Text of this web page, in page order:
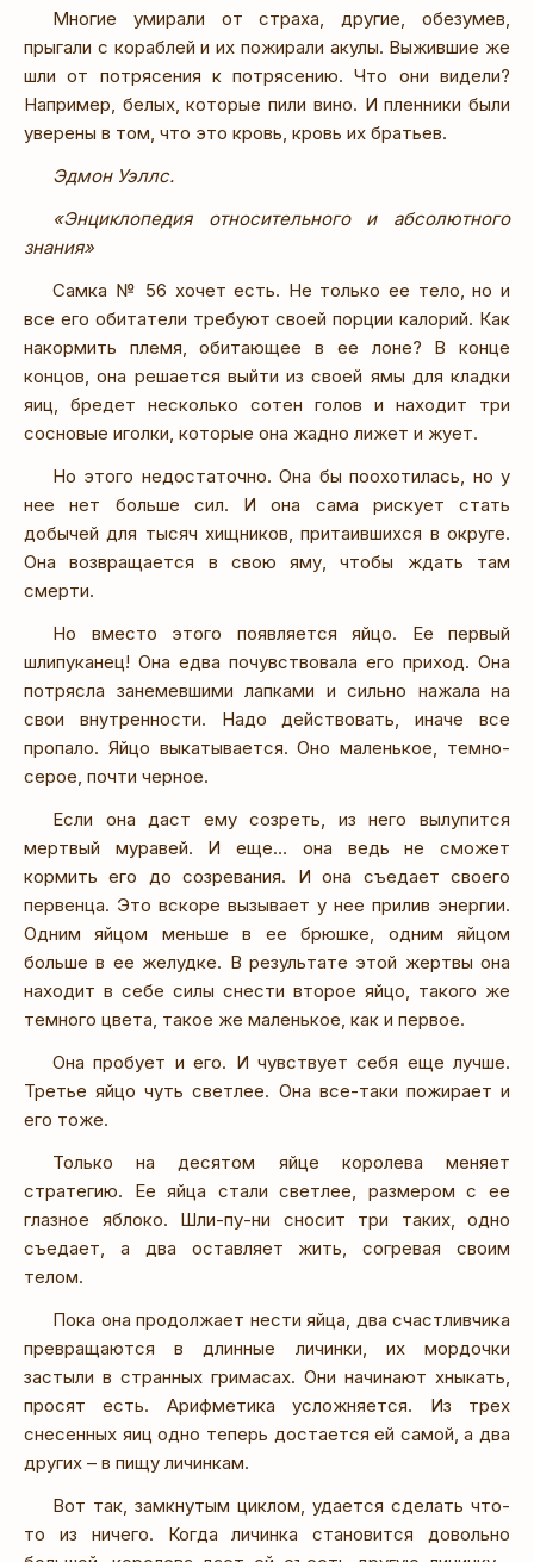
Многие умирали от страха, другие, обезумев,
прыгали с кораблей и их пожирали акулы. Выжившие же
шли от потрясения к потрясению. Что они видели?
Например, белых, которые пили вино. И пленники были
уверены в том, что это кровь, кровь их братьев.
Эдмон Уэллс.
«Энциклопедия относительного и абсолютного
знания»
Самка № 56 хочет есть. Не только ее тело, но и
все его обитатели требуют своей порции калорий. Как
накормить племя, обитающее в ее лоне? В конце
концов, она решается выйти из своей ямы для кладки
яиц, бредет несколько сотен голов и находит три
сосновые иголки, которые она жадно лижет и жует.
Но этого недостаточно. Она бы поохотилась, но у
нее нет больше сил. И она сама рискует стать
добычей для тысяч хищников, притаившихся в округе.
Она возвращается в свою яму, чтобы ждать там
смерти.
Но вместо этого появляется яйцо. Ее первый
шлипуканец! Она едва почувствовала его приход. Она
потрясла занемевшими лапками и сильно нажала на
свои внутренности. Надо действовать, иначе все
пропало. Яйцо выкатывается. Оно маленькое, темно-
серое, почти черное.
Если она даст ему созреть, из него вылупится
мертвый муравей. И еще… она ведь не сможет
кормить его до созревания. И она съедает своего
первенца. Это вскоре вызывает у нее прилив энергии.
Одним яйцом меньше в ее брюшке, одним яйцом
больше в ее желудке. В результате этой жертвы она
находит в себе силы снести второе яйцо, такого же
темного цвета, такое же маленькое, как и первое.
Она пробует и его. И чувствует себя еще лучше.
Третье яйцо чуть светлее. Она все-таки пожирает и
его тоже.
Только на десятом яйце королева меняет
стратегию. Ее яйца стали светлее, размером с ее
глазное яблоко. Шли-пу-ни сносит три таких, одно
съедает, а два оставляет жить, согревая своим
телом.
Пока она продолжает нести яйца, два счастливчика
превращаются в длинные личинки, их мордочки
застыли в странных гримасах. Они начинают хныкать,
просят есть. Арифметика усложняется. Из трех
снесенных яиц одно теперь достается ей самой, а два
других – в пищу личинкам.
Вот так, замкнутым циклом, удается сделать что-
то из ничего. Когда личинка становится довольно